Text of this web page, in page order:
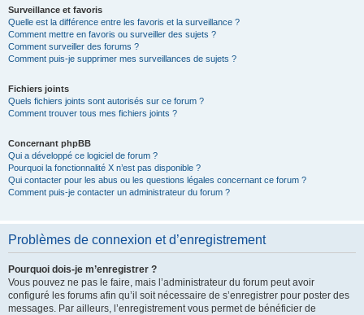
Surveillance et favoris
Quelle est la différence entre les favoris et la surveillance ?
Comment mettre en favoris ou surveiller des sujets ?
Comment surveiller des forums ?
Comment puis-je supprimer mes surveillances de sujets ?
Fichiers joints
Quels fichiers joints sont autorisés sur ce forum ?
Comment trouver tous mes fichiers joints ?
Concernant phpBB
Qui a développé ce logiciel de forum ?
Pourquoi la fonctionnalité X n’est pas disponible ?
Qui contacter pour les abus ou les questions légales concernant ce forum ?
Comment puis-je contacter un administrateur du forum ?
Problèmes de connexion et d’enregistrement
Pourquoi dois-je m’enregistrer ?
Vous pouvez ne pas le faire, mais l’administrateur du forum peut avoir
configuré les forums afin qu’il soit nécessaire de s’enregistrer pour poster des
messages. Par ailleurs, l’enregistrement vous permet de bénéficier de